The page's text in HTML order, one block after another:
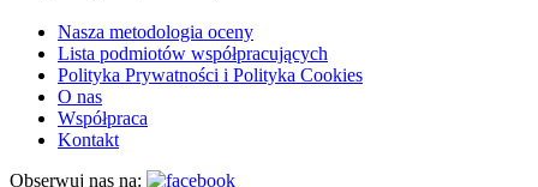
Nasza metodologia oceny
Lista podmiotów współpracujących
Polityka Prywatności i Polityka Cookies
O nas
Współpraca
Kontakt
Obserwuj nas na: